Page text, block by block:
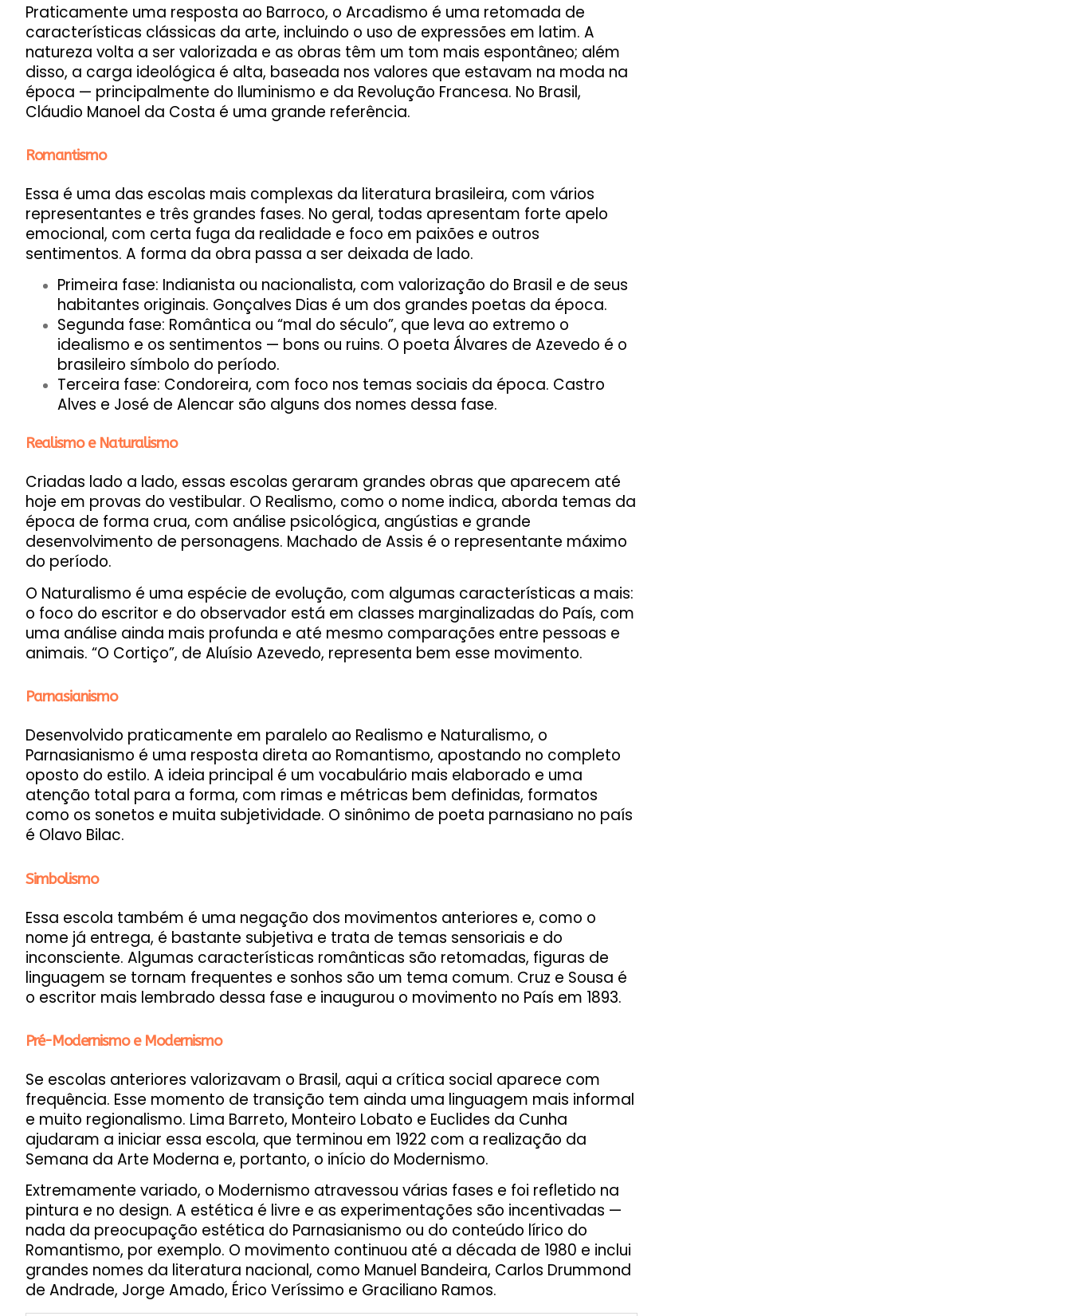
Praticamente uma resposta ao Barroco, o Arcadismo é uma retomada de
características clássicas da arte, incluindo o uso de expressões em latim. A
natureza volta a ser valorizada e as obras têm um tom mais espontâneo; além
disso, a carga ideológica é alta, baseada nos valores que estavam na moda na
época — principalmente do Iluminismo e da Revolução Francesa. No Brasil,
Cláudio Manoel da Costa é uma grande referência.
Romantismo
Essa é uma das escolas mais complexas da literatura brasileira, com vários
representantes e três grandes fases. No geral, todas apresentam forte apelo
emocional, com certa fuga da realidade e foco em paixões e outros
sentimentos. A forma da obra passa a ser deixada de lado.
Primeira fase: Indianista ou nacionalista, com valorização do Brasil e de seus
habitantes originais. Gonçalves Dias é um dos grandes poetas da época.
Segunda fase: Romântica ou “mal do século”, que leva ao extremo o
idealismo e os sentimentos — bons ou ruins. O poeta Álvares de Azevedo é o
brasileiro símbolo do período.
Terceira fase: Condoreira, com foco nos temas sociais da época. Castro
Alves e José de Alencar são alguns dos nomes dessa fase.
Realismo e Naturalismo
Criadas lado a lado, essas escolas geraram grandes obras que aparecem até
hoje em provas do vestibular. O Realismo, como o nome indica, aborda temas da
época de forma crua, com análise psicológica, angústias e grande
desenvolvimento de personagens. Machado de Assis é o representante máximo
do período.
O Naturalismo é uma espécie de evolução, com algumas características a mais:
o foco do escritor e do observador está em classes marginalizadas do País, com
uma análise ainda mais profunda e até mesmo comparações entre pessoas e
animais. “O Cortiço”, de Aluísio Azevedo, representa bem esse movimento.
Parnasianismo
Desenvolvido praticamente em paralelo ao Realismo e Naturalismo, o
Parnasianismo é uma resposta direta ao Romantismo, apostando no completo
oposto do estilo. A ideia principal é um vocabulário mais elaborado e uma
atenção total para a forma, com rimas e métricas bem definidas, formatos
como os sonetos e muita subjetividade. O sinônimo de poeta parnasiano no país
é Olavo Bilac.
Simbolismo
Essa escola também é uma negação dos movimentos anteriores e, como o
nome já entrega, é bastante subjetiva e trata de temas sensoriais e do
inconsciente. Algumas características românticas são retomadas, figuras de
linguagem se tornam frequentes e sonhos são um tema comum. Cruz e Sousa é
o escritor mais lembrado dessa fase e inaugurou o movimento no País em 1893.
Pré-Modernismo e Modernismo
Se escolas anteriores valorizavam o Brasil, aqui a crítica social aparece com
frequência. Esse momento de transição tem ainda uma linguagem mais informal
e muito regionalismo. Lima Barreto, Monteiro Lobato e Euclides da Cunha
ajudaram a iniciar essa escola, que terminou em 1922 com a realização da
Semana da Arte Moderna e, portanto, o início do Modernismo.
Extremamente variado, o Modernismo atravessou várias fases e foi refletido na
pintura e no design. A estética é livre e as experimentações são incentivadas —
nada da preocupação estética do Parnasianismo ou do conteúdo lírico do
Romantismo, por exemplo. O movimento continuou até a década de 1980 e inclui
grandes nomes da literatura nacional, como Manuel Bandeira, Carlos Drummond
de Andrade, Jorge Amado, Érico Veríssimo e Graciliano Ramos.